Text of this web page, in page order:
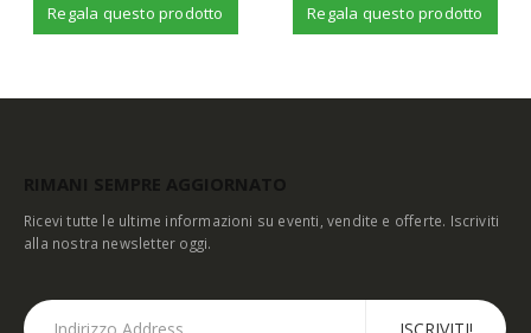
Regala questo prodotto Regala questo prodotto
Ricevi tutte le ultime informazioni su eventi, vendite e offerte. Iscriviti
alla nostra newsletter oggi.